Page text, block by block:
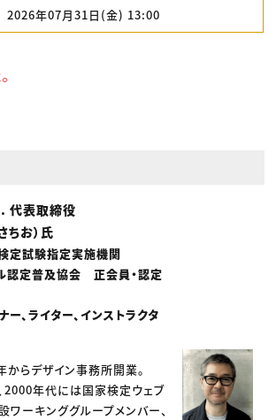
2026年07月31日(金) 13:00
表取締役
ちお）氏
定試験指定実施機関
認定普及協会 正会員・認定
ー、ライター、インストラクタ
らデザイン事務所開業。
2000年代には国家検定ウェブ
ワーキンググループメンバー、